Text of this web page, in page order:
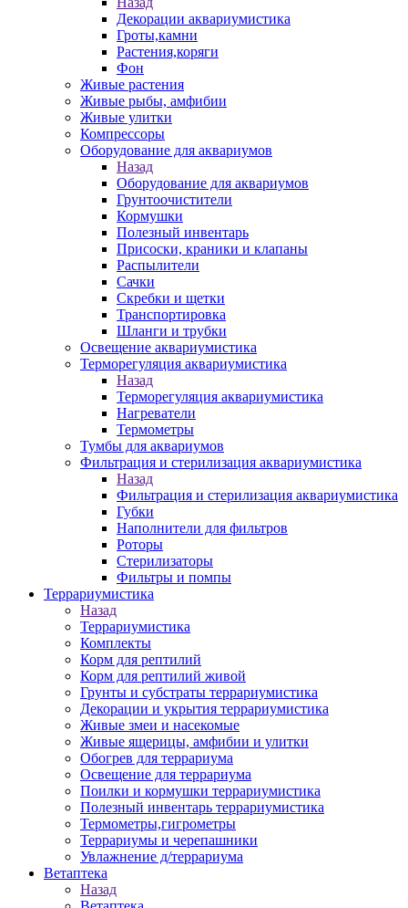
Декорации аквариумистика
Гроты,камни
Растения,коряги
Фон
Живые растения
Живые рыбы, амфибии
Живые улитки
Компрессоры
Оборудование для аквариумов
Назад
Оборудование для аквариумов
Грунтоочистители
Кормушки
Полезный инвентарь
Присоски, краники и клапаны
Распылители
Сачки
Скребки и щетки
Транспортировка
Шланги и трубки
Освещение аквариумистика
Терморегуляция аквариумистика
Назад
Терморегуляция аквариумистика
Нагреватели
Термометры
Тумбы для аквариумов
Фильтрация и стерилизация аквариумистика
Назад
Фильтрация и стерилизация аквариумистика
Губки
Наполнители для фильтров
Роторы
Стерилизаторы
Фильтры и помпы
Террариумистика
Назад
Террариумистика
Комплекты
Корм для рептилий
Корм для рептилий живой
Грунты и субстраты террариумистика
Декорации и укрытия террариумистика
Живые змеи и насекомые
Живые ящерицы, амфибии и улитки
Обогрев для террариума
Освещение для террариума
Поилки и кормушки террариумистика
Полезный инвентарь террариумистика
Термометры,гигрометры
Террариумы и черепашники
Увлажнение д/террариума
Ветаптека
Назад